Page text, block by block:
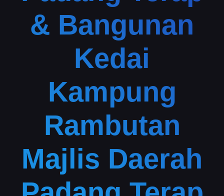
& Bangunan
Kedai
Kampung
Rambutan
Majlis Daerah